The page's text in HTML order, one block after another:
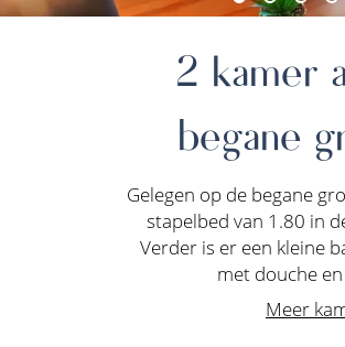
2 kamer
begane
Gelegen op de begane
stapelbed van 1.80 in
Verder is er een kleine
met douche
Meer